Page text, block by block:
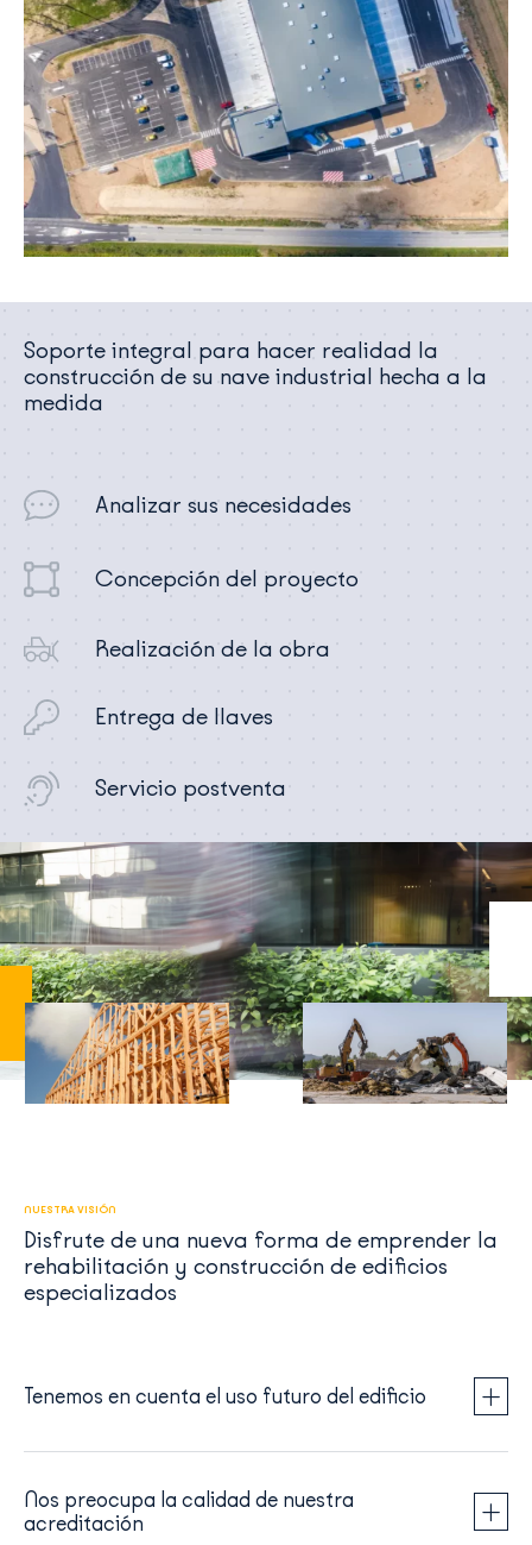
Soporte integral para hacer realidad la
construcción de su nave industrial hecha a la
medida
Analizar sus necesidades
Concepción del proyecto
Realización de la obra
Entrega de llaves
Servicio postventa
NUESTRA VISIÓN
Disfrute de una nueva forma de emprender la
rehabilitación y construcción de edificios
especializados
Tenemos en cuenta el uso futuro del edificio
Nos preocupa la calidad de nuestra
acreditación